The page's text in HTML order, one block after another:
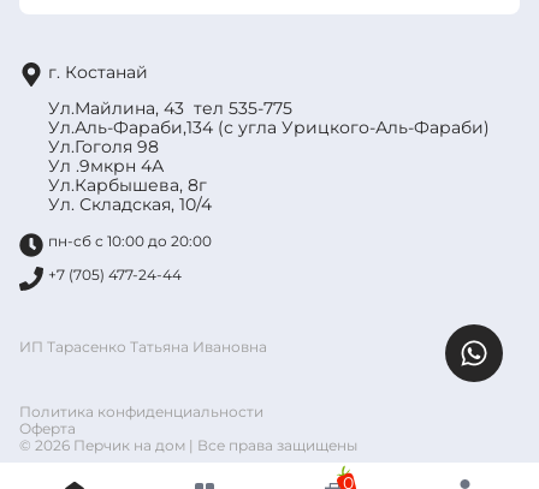
г. Костанай
Ул.Майлина, 43 тел 535-775
Ул.Аль-Фараби,134 (с угла Урицкого-Аль-Фараби)
Ул.Гоголя 98
Ул .9мкрн 4А
Ул.Карбышева, 8г
Ул. Складская, 10/4
пн-сб с 10:00 до 20:00
+7 (705) 477-24-44
ИП Тарасенко Татьяна Ивановна
Политика конфиденциальности
Оферта
© 2026 Перчик на дом | Все права защищены
0